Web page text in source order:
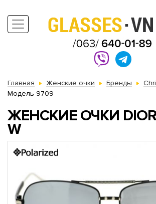
Главная Женские очки Бренды
Модель 9709
ЖЕНСКИЕ ОЧКИ DIOR
W